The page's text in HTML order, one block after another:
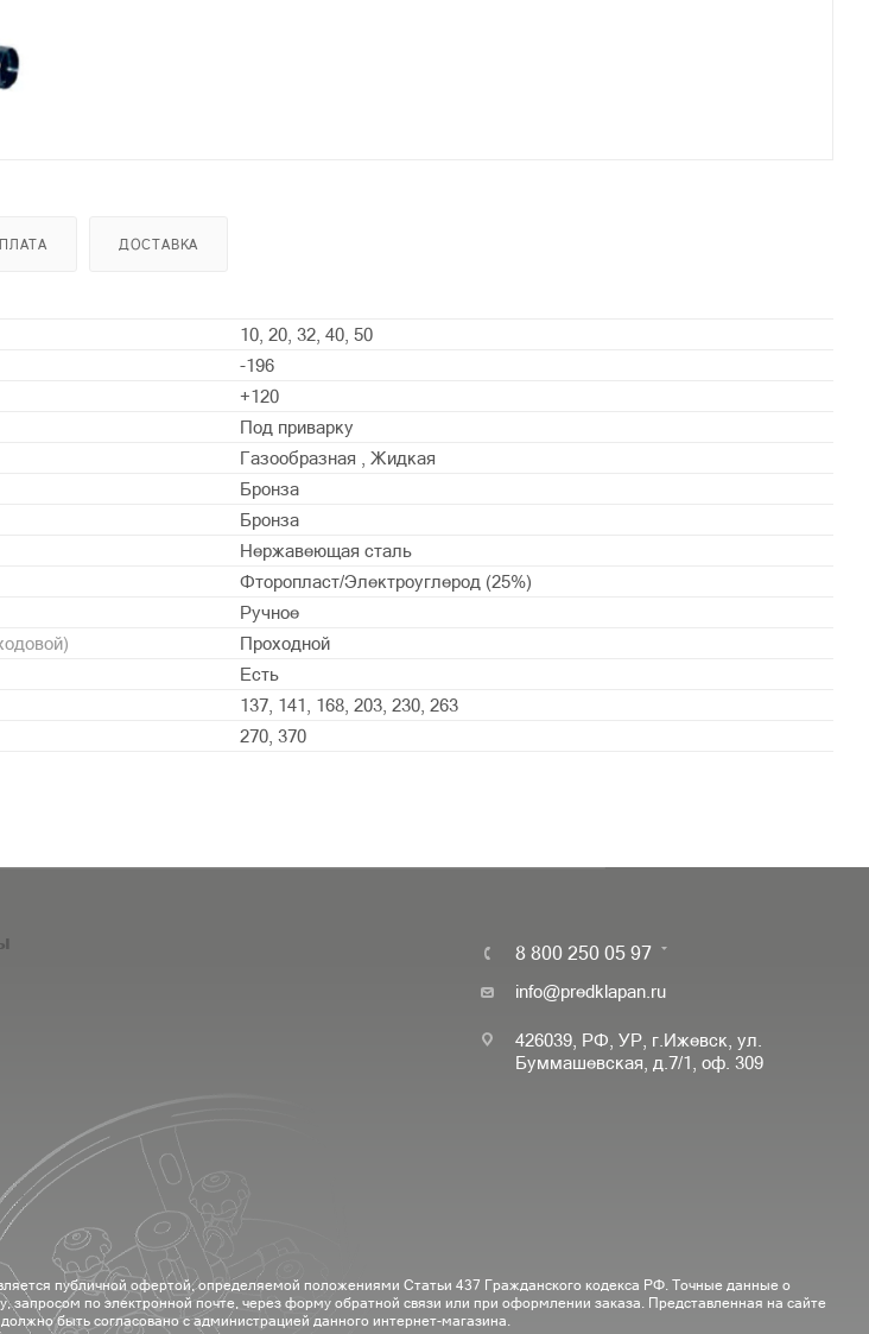
ДОСТАВКА
10, 20, 32, 40, 50
-196
+120
Под приварку
Газообразная , Жидкая
Бронза
Бронза
Нержавеющая сталь
Фторопласт/Электроуглерод (25%)
Ручное
Проходной
Есть
137, 141, 168, 203, 230, 263
270, 370
8 800 250 05 97
info@predklapan.ru
426039, РФ, УР, г.Ижевск, ул.
Буммашевская, д.7/1, оф. 309
публичной офертой, определяемой положениями Статьи 437 Гражданского кодекса РФ. Точные данные о
по электронной почте, через форму обратной связи или при оформлении заказа. Представленная на сайте
быть согласовано с администрацией данного интернет-магазина.